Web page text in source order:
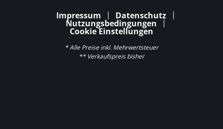
Impressum Datenschutz
Nutzungsbedingungen
Cookie Einstellungen
* Alle Preise inkl. Mehrwertsteuer
** Verkaufspreis bisher